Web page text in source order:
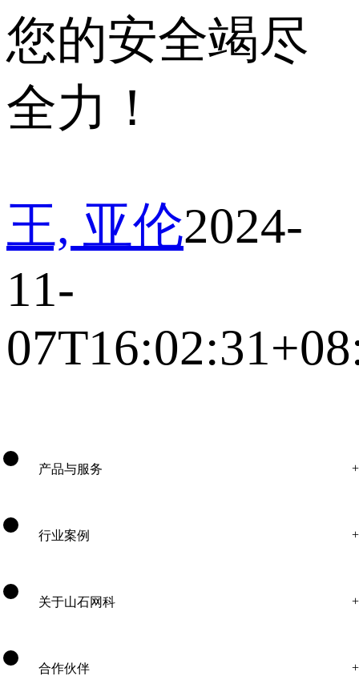
您的安全竭尽
全力！
王, 亚伦2024-
11-
产品与服务
行业案例
关于山石网科
合作伙伴